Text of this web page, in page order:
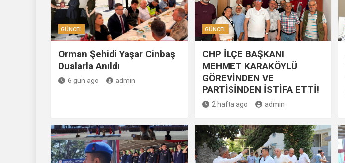
GÜNCEL
Orman Şehidi Yaşar Cinbaş
Dualarla Anıldı
6 gün ago admin
GÜNCEL
CHP İLÇE BAŞKANI
MEHMET KARAKÖYLÜ
GÖREVİNDEN VE
PARTİSİNDEN İSTİFA ETTİ!
2 hafta ago admin